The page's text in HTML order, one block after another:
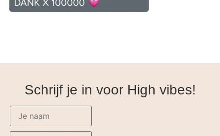
Schrijf je in voor High vibes!